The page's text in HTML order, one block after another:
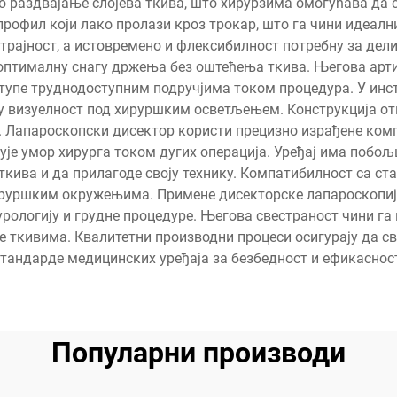
који лако пролази кроз трокар, што га чини
а истовремено и флексибилност потребну за
снагу држења без оштећења ткива. Његова
труднодоступним подручјима током процедура. У
под хируршким осветљењем. Конструкција
дисектор користи прецизно израђене
хирурга током дугих операција. Уређај има
и да прилагоде своју технику. Компатибилност са
окружењима. Примене дисекторске
и грудне процедуре. Његова свестраност чини
ткивима. Квалитетни производни процеси осигурају да
медицинских уређаја за безбедност и
Популарни производи